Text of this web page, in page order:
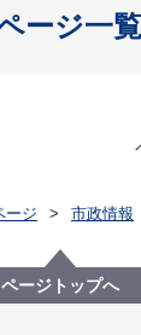
ージ一覧
開く
ージ
市政情報
カ団with横浜市 ～
開催します～
ページトップへ